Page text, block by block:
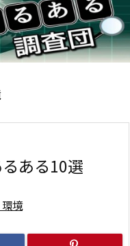
ある10選
境